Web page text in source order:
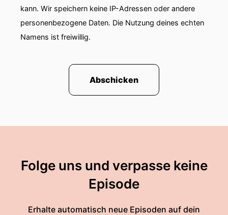
kann. Wir speichern keine IP-Adressen oder andere
personenbezogene Daten. Die Nutzung deines echten
Namens ist freiwillig.
Abschicken
Folge uns und verpasse keine
Episode
Erhalte automatisch neue Episoden auf dein